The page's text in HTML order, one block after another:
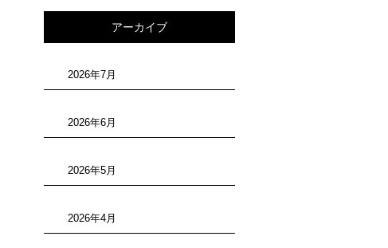
アーカイブ
2026年7月
2026年6月
2026年5月
2026年4月